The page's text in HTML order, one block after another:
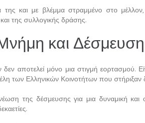
και με βλέμμα στραμμένο στο
της συλλογικής δράσης.
και Δέσμευση
αποτελεί μόνο μια στιγμή εορτασμού.
των Ελληνικών Κοινοτήτων που στήριξαν
της δέσμευσης για μια δυναμική